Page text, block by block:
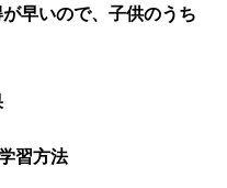
早いので、子供のうち
習方法